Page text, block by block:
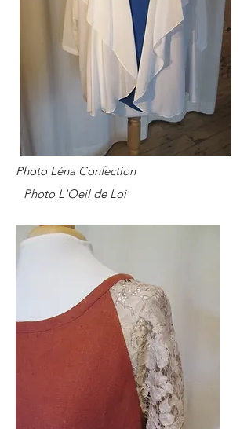
Photo Léna Confection
Photo L'Oeil de Loi